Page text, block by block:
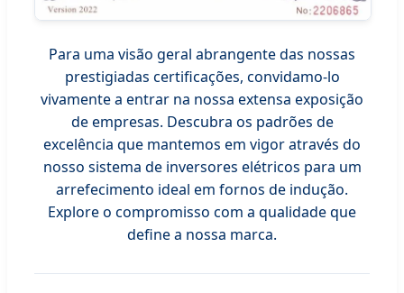
Para uma visão geral abrangente das nossas
prestigiadas certificações, convidamo-lo
vivamente a entrar na nossa extensa exposição
de empresas. Descubra os padrões de
excelência que mantemos em vigor através do
nosso sistema de inversores elétricos para um
arrefecimento ideal em fornos de indução.
Explore o compromisso com a qualidade que
define a nossa marca.